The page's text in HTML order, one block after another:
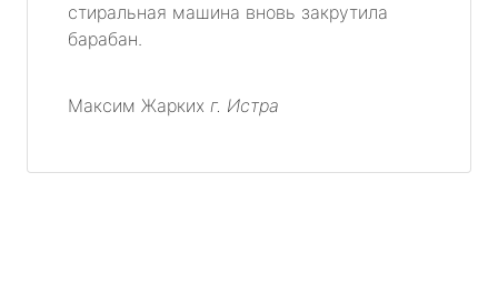
стиральная машина вновь закрутила
барабан.
Максим Жарких г. Истра